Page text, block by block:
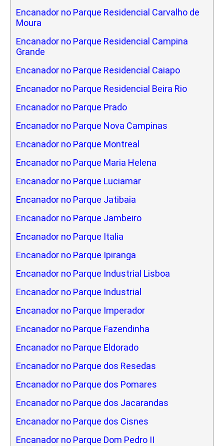
Encanador no Parque Residencial Carvalho de
Moura
Encanador no Parque Residencial Campina
Grande
Encanador no Parque Residencial Caiapo
Encanador no Parque Residencial Beira Rio
Encanador no Parque Prado
Encanador no Parque Nova Campinas
Encanador no Parque Montreal
Encanador no Parque Maria Helena
Encanador no Parque Luciamar
Encanador no Parque Jatibaia
Encanador no Parque Jambeiro
Encanador no Parque Italia
Encanador no Parque Ipiranga
Encanador no Parque Industrial Lisboa
Encanador no Parque Industrial
Encanador no Parque Imperador
Encanador no Parque Fazendinha
Encanador no Parque Eldorado
Encanador no Parque dos Resedas
Encanador no Parque dos Pomares
Encanador no Parque dos Jacarandas
Encanador no Parque dos Cisnes
Encanador no Parque Dom Pedro II